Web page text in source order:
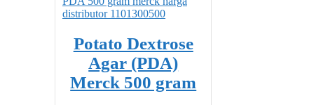
Potato Dextrose
Agar (PDA)
Merck 500 gram